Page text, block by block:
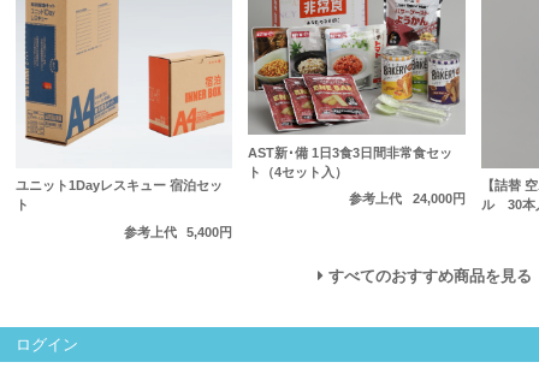
ユニット1Dayレスキュー 宿泊セッ
ト
参考上代
5,400円
AST新･備 1日3食3日間非常食セッ
ト（4セット入）
参考上代
24,000円
【詰替
ル 30本
すべてのおすすめ商品を見る
ログイン